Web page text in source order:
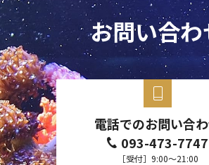
お問い合わ
電話でのお問い合
093-473-7747
［受付］9:00～21:00